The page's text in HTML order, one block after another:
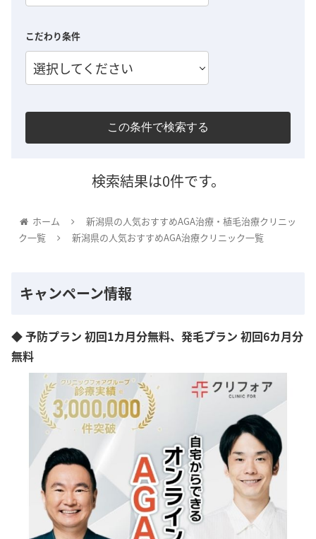
こだわり条件
選択してください
この条件で検索する
検索結果は0件です。
ホーム
新潟県の人気おすすめAGA治療・植毛治療クリニッ
ク一覧
新潟県の人気おすすめAGA治療クリニック一覧
キャンペーン情報
◆ 予防プラン 初回1カ月分無料、発毛プラン 初回6カ月分
無料